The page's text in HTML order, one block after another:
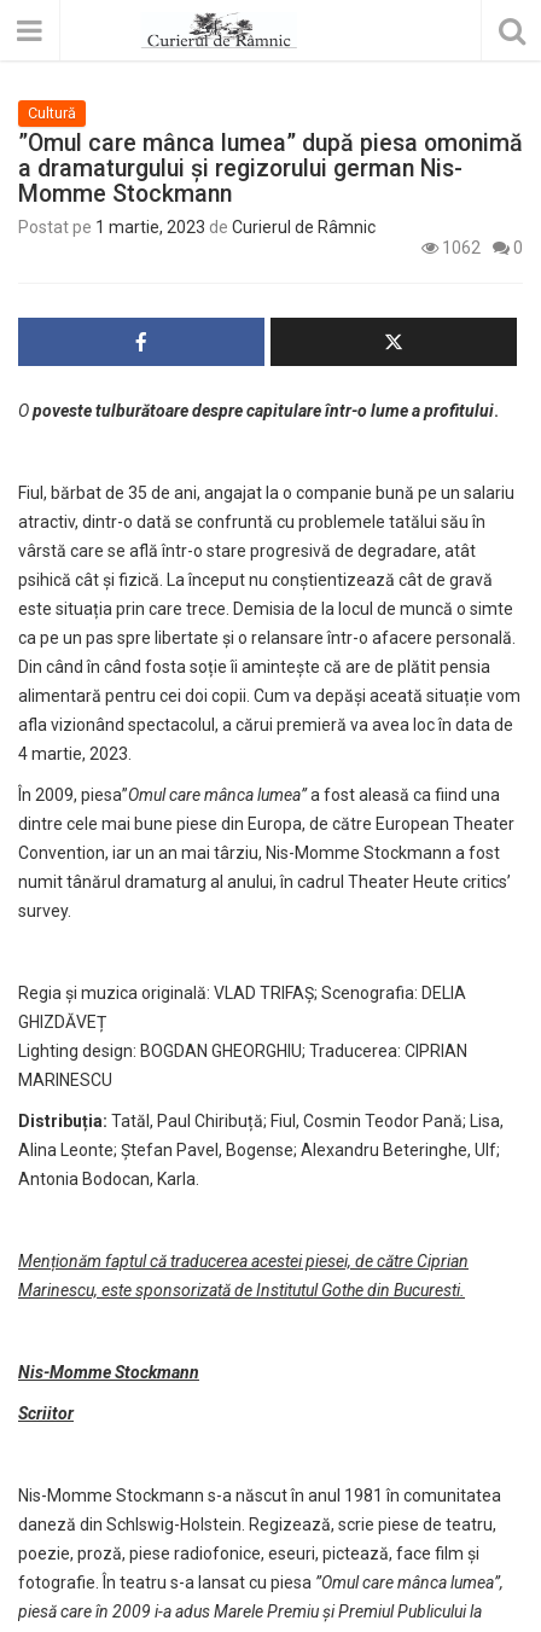
Cultură
”Omul care mânca lumea” după piesa omonimă
a dramaturgului și regizorului german Nis-
Momme Stockmann
Postat pe 1 martie, 2023 de Curierul de Râmnic
1062
0
Opoveste tulburătoare despre capitulare într-o lume a profitului.
Fiul, bărbat de 35 de ani, angajat la o companie bună pe un salariu
atractiv, dintr-o dată se confruntă cu problemele tatălui său în
vârstă care se află într-o stare progresivă de degradare, atât
psihică cât și fizică. La început nu conștientizează cât de gravă
este situația prin care trece. Demisia de la locul de muncă o simte
ca pe un pas spre libertate și o relansare într-o afacere personală.
Din când în când fosta soție îi amintește că are de plătit pensia
alimentară pentru cei doi copii. Cum va depăși aceată situație vom
afla vizionând spectacolul, a cărui premieră va avea loc în data de
4 martie, 2023.
În 2009, piesa”Omul care mânca lumea”a fost aleasă ca fiind una
dintre cele mai bune piese din Europa, de către European Theater
Convention, iar un an mai târziu, Nis-Momme Stockmann a fost
numit tânărul dramaturg al anului, în cadrul Theater Heute critics’
survey.
Regia și muzica originală: VLAD TRIFAȘ; Scenografia: DELIA
GHIZDĂVEȚ
Lighting design: BOGDAN GHEORGHIU; Traducerea: CIPRIAN
MARINESCU
Distribuția: Tatăl, Paul Chiribuță; Fiul, Cosmin Teodor Pană; Lisa,
Alina Leonte; Ștefan Pavel, Bogense; Alexandru Beteringhe, Ulf;
Antonia Bodocan, Karla.
Menționăm faptul că traducerea acestei piesei, de către Ciprian
Marinescu, este sponsorizată de Institutul Gothe din Bucuresti.
Nis-Momme Stockmann
Scriitor
Nis-Momme Stockmann s-a născut în anul 1981 în comunitatea
daneză din Schlswig-Holstein. Regizează, scrie piese de teatru,
poezie, proză, piese radiofonice, eseuri, pictează, face film și
fotografie. În teatru s-a lansat cu piesa ”Omul care mânca lumea”,
piesă care în 2009 i-a adus Marele Premiu și Premiul Publicului la